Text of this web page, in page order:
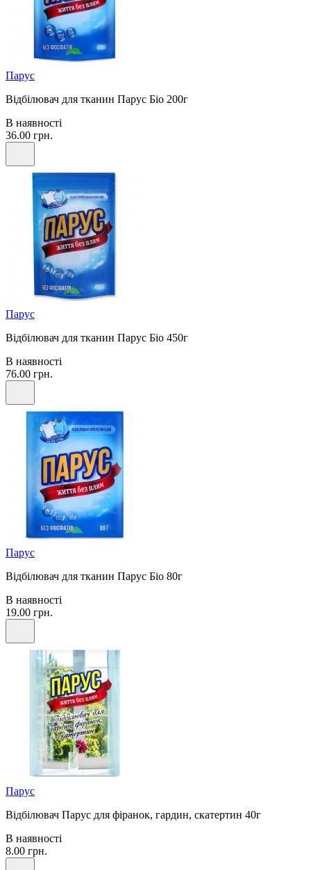
Парус
Відбілювач для тканин Парус Біо 200г
В наявності
36.00 грн.
Парус
Відбілювач для тканин Парус Біо 450г
В наявності
76.00 грн.
Парус
Відбілювач для тканин Парус Біо 80г
В наявності
19.00 грн.
Парус
Відбілювач Парус для фіранок, гардин, скатертин 40г
В наявності
8.00 грн.